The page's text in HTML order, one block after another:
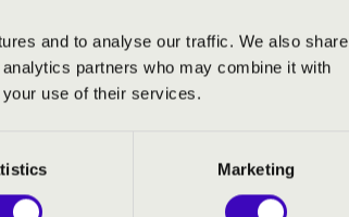
and to analyse our traffic. We also share
partners who may combine it with
use of their services.
Marketing